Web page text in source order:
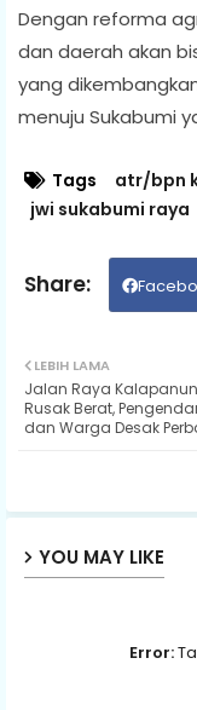
Dengan reforma
dan daerah akan
yang
menuju Sukabumi
Tags atr/bpn
jwi sukabumi raya
LEBIH LAMA
Jalan Raya
Rusak Berat,
dan Warga Desak
YOU MAY LIKE
Error: